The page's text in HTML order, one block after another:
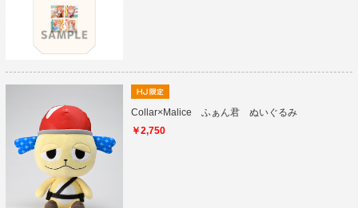
Collar×Malice ふぁん君 ぬいぐるみ
￥2,750